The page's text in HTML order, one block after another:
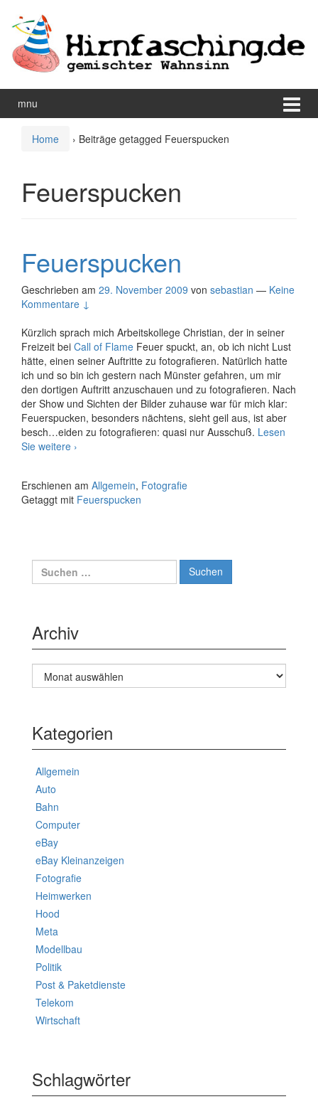
Inhalt
wechseln
Hauptmenü
springen
mnu
Home › Beiträge getagged Feuerspucken
Feuerspucken
Feuerspucken
Geschrieben am 29. November 2009 von sebastian — Keine
Kommentare ↓
Kürzlich sprach mich Arbeitskollege Christian, der in seiner
Freizeit bei Call of Flame Feuer spuckt, an, ob ich nicht Lust
hätte, einen seiner Auftritte zu fotografieren. Natürlich hatte
ich und so bin ich gestern nach Münster gefahren, um mir
den dortigen Auftritt anzuschauen und zu fotografieren. Nach
der Show und Sichten der Bilder zuhause war für mich klar:
Feuerspucken, besonders nächtens, sieht geil aus, ist aber
besch…eiden zu fotografieren: quasi nur Ausschuß. Lesen
Sie weitere Feuerspucken
›
Erschienen am Allgemein, Fotografie
Getaggt mit Feuerspucken
Suche
nach:
Archiv
Archiv
Kategorien
Allgemein
Auto
Bahn
Computer
eBay
eBay Kleinanzeigen
Fotografie
Heimwerken
Hood
Meta
Modellbau
Politik
Post & Paketdienste
Telekom
Wirtschaft
Schlagwörter